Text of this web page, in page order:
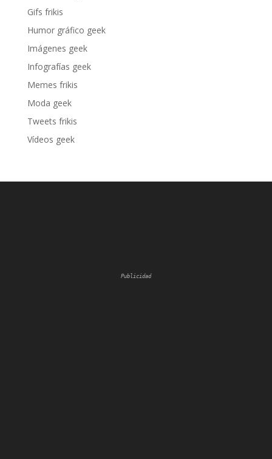
Gifs frikis
Humor gráfico geek
Imágenes geek
Infografías geek
Memes frikis
Moda geek
Tweets frikis
Vídeos geek
Publicidad